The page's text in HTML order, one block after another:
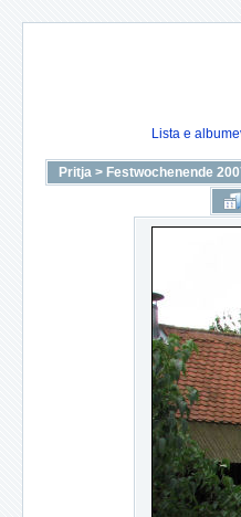
Lista e
Pritja > Festwochenende